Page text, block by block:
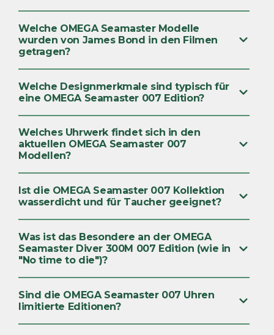
Welche OMEGA Seamaster Modelle
wurden von James Bond in den Filmen
getragen?
Welche Designmerkmale sind typisch für
eine OMEGA Seamaster 007 Edition?
Welches Uhrwerk findet sich in den
aktuellen OMEGA Seamaster 007
Modellen?
Ist die OMEGA Seamaster 007 Kollektion
wasserdicht und für Taucher geeignet?
Was ist das Besondere an der OMEGA
Seamaster Diver 300M 007 Edition (wie in
"No time to die")?
Sind die OMEGA Seamaster 007 Uhren
limitierte Editionen?